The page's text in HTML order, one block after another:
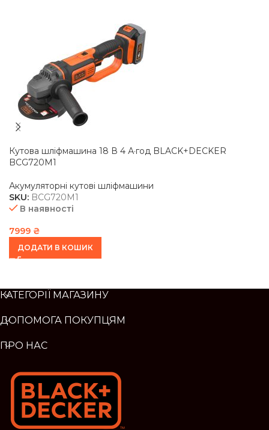
Кутова шліфмашина 18 В 4 А·год BLACK+DECKER
BCG720M1
Акумуляторні кутові шліфмашини
SKU: BCG720M1
В наявності
7999 ₴
ДОДАТИ В КОШИК
КАТЕГОРІЇ МАГАЗИНУ
ДОПОМОГА ПОКУПЦЯМ
ПРО НАС